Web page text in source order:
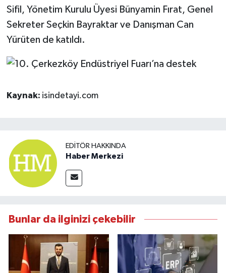
Sifil, Yönetim Kurulu Üyesi Bünyamin Fırat, Genel
Sekreter Seçkin Bayraktar ve Danışman Can
Yürüten de katıldı.
Kaynak: isindetayi.com
EDITÖR HAKKINDA
Haber Merkezi
Bunlar da ilginizi çekebilir